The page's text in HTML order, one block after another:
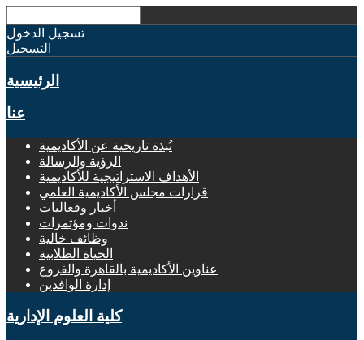
تسجيل الدخول
التسجيل
الرئيسية
عنا
نُبذة تاريخية عن الأكاديمية
الرؤية والرسالة
الأهداف الاستراتيجية للأكاديمية
قرارات مجلس الأكاديمية العلمي
أخبار وفعاليات
ندوات ومؤتمرات
وظائف خالية
الحياة الطلابية
عناوين الأكاديمية بالقاهرة والفروع
إدارة الوافدين
كلية العلوم الإدارية